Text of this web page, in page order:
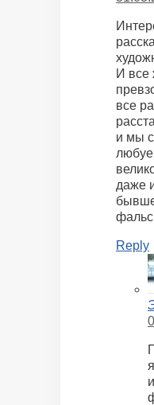
И все
все
и мы
даже
Reply